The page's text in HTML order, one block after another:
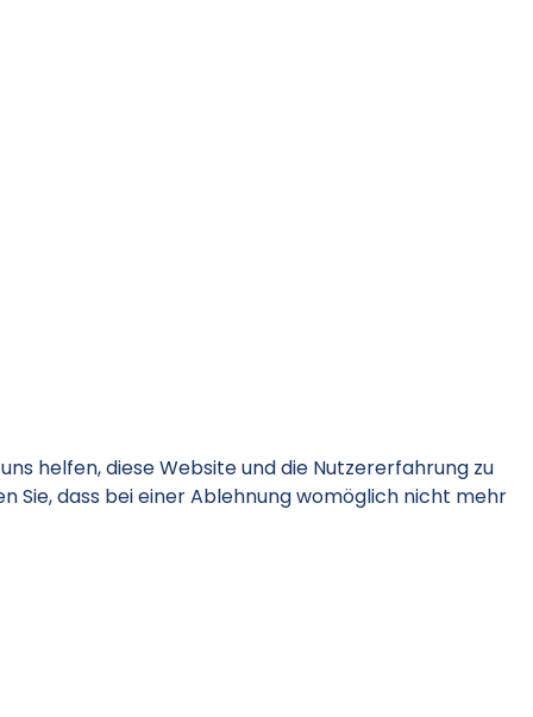
helfen, diese Website und die Nutzererfahrung zu
Sie, dass bei einer Ablehnung womöglich nicht mehr